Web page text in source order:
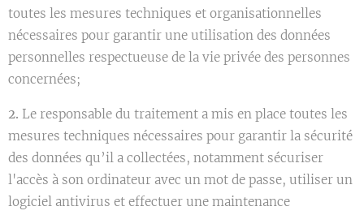
toutes les mesures techniques et organisationnelles
nécessaires pour garantir une utilisation des données
personnelles respectueuse de la vie privée des personnes
concernées;
2. Le responsable du traitement a mis en place toutes les
mesures techniques nécessaires pour garantir la sécurité
des données qu’il a collectées, notamment sécuriser
l'accès à son ordinateur avec un mot de passe, utiliser un
logiciel antivirus et effectuer une maintenance